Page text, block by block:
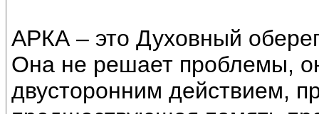
АРКА – это Духовный
Она не решает проблемы,
двусторонним действием,